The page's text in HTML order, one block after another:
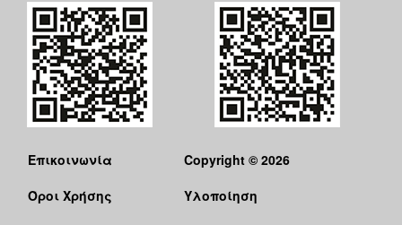
Επικοινωνία
Όροι Χρήσης
Copyright © 2026
Υλοποίηση